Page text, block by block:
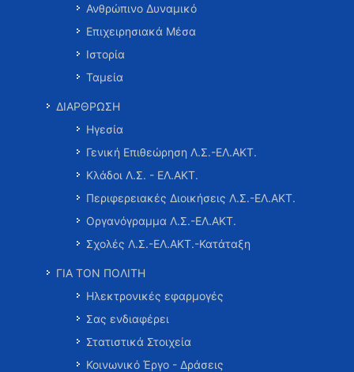
Ανθρώπινο Δυναμικό
Επιχειρησιακά Μέσα
Ιστορία
Ταμεία
ΔΙΑΡΘΡΩΣΗ
Ηγεσία
Γενική Επιθεώρηση Λ.Σ.-ΕΛ.ΑΚΤ.
Κλάδοι Λ.Σ. - ΕΛ.ΑΚΤ.
Περιφερειακές Διοικήσεις Λ.Σ.-ΕΛ.ΑΚΤ.
Οργανόγραμμα Λ.Σ.-ΕΛ.ΑΚΤ.
Σχολές Λ.Σ.-ΕΛ.ΑΚΤ.-Κατάταξη
ΓΙΑ ΤΟΝ ΠΟΛΙΤΗ
Ηλεκτρονικές εφαρμογές
Σας ενδιαφέρει
Στατιστικά Στοιχεία
Κοινωνικό Έργο - Δράσεις